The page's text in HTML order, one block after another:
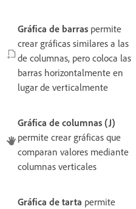
Gráfica de barras permite
crear gráficas similares a las
de columnas, pero coloca las
barras horizontalmente en
lugar de verticalmente
Gráfica de columnas (J)
permite crear gráficas que
comparan valores mediante
columnas verticales
Gráfica de tarta permite